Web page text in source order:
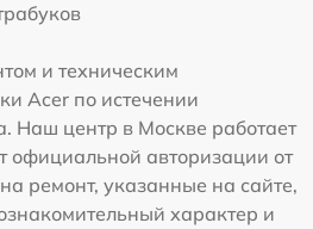
и техническим
Acer по истечении
Наш центр в Москве работает
официальной авторизации от
ремонт, указанные на сайте,
характер и